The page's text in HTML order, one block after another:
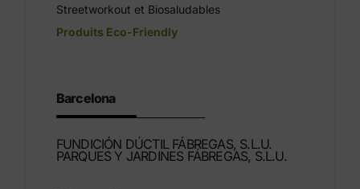
Streetworkout et Biosaludables
Produits Eco-Friendly
Barcelona
FUNDICIÓN DÚCTIL FÁBREGAS, S.L.U.
PARQUES Y JARDINES FÁBREGAS, S.L.U.